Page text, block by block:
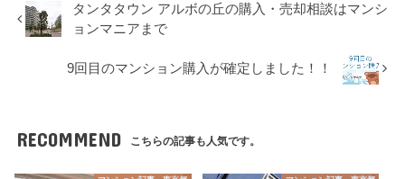
タンタタウン アルボの丘の購入・売却相談はマンシ
ョンマニアまで
9回目のマンション購入が確定しました！！
RECOMMEND こちらの記事も人気です。